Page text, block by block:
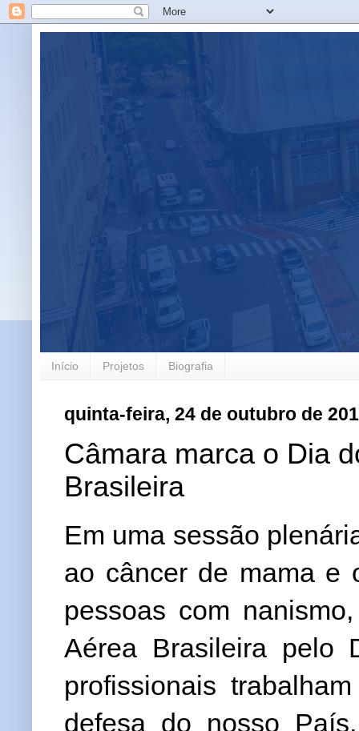
Início Projetos Biografia
quinta-feira, 24 de outubro de
Câmara marca o Dia
Brasileira
Em uma sessão
ao câncer de mama e
pessoas com
Aérea Brasileira pelo
profissionais
defesa do nosso